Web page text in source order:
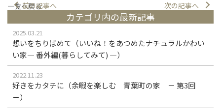
前の記事へ 次の記事へ
一覧へ戻る
カテゴリ内の最新記事
2025.03.21
想いをちりばめて（いいね！をあつめたナチュラルかわい
い家― 番外編(暮らしてみて) ―）
2022.11.23
好きをカタチに（余暇を楽しむ 青葉町の家 － 第3回
－）